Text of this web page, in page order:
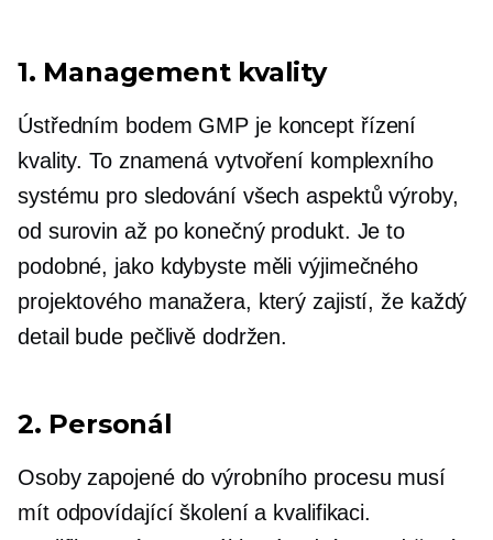
1. Management kvality
Ústředním bodem GMP je koncept řízení
kvality. To znamená vytvoření komplexního
systému pro sledování všech aspektů výroby,
od surovin až po konečný produkt. Je to
podobné, jako kdybyste měli výjimečného
projektového manažera, který zajistí, že každý
detail bude pečlivě dodržen.
2. Personál
Osoby zapojené do výrobního procesu musí
mít odpovídající školení a kvalifikaci.